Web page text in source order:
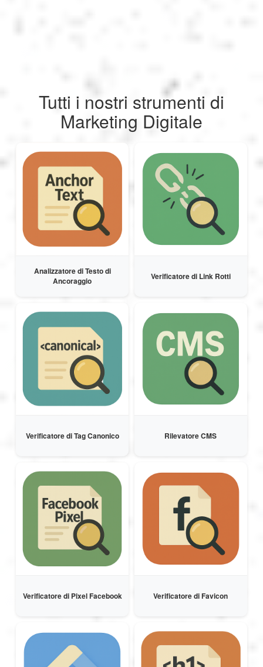
Dansk
Suomi
Ελληνικά
Română
Magyar
Bahasa Indonesia
Українська
Tutti i nostri strumenti di
Marketing Digitale
Analizzatore di Testo di
Ancoraggio
Verificatore di Link Rotti
Verificatore di Tag Canonico Rilevatore CMS
Verificatore di Pixel Facebook Verificatore di Favicon